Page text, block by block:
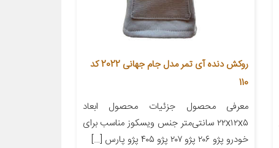
روکش دنده آی تمر مدل جام جهانی 2022 کد
110
معرفی محصول جزئیات محصول ابعاد
۲۲x۱۲x۵ سانتی‌متر جنس ویسکوز مناسب برای
خودرو پژو ۲۰۶ پژو ۲۰۷ پژو ۴۰۵ پژو پارس […]